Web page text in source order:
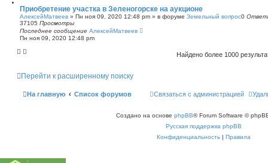
Приобретение участка в Зеленогорске на аукционе
АлексейМатвеев » Пн ноя 09, 2020 12:48 pm » в форуме Земельный вопрос0
37105 Просмотры
Последнее сообщение АлексейМатвеев
Пн ноя 09, 2020 12:48 pm
Найдено более 1000
Перейти к расширенному поиску
На главную Список форумов Связаться с администрацией
Создано на основе phpBB® Forum Software ©
Русская поддержка phpBB
Конфиденциальность | Правила